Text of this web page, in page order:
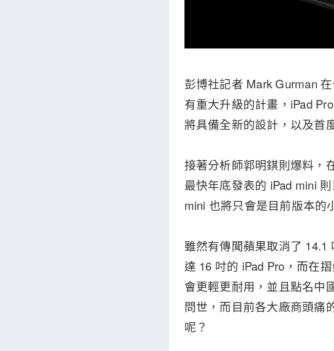
彭博社記者 Mark Gurman
有重大升級的計畫，iPad
將具備全新的設計，以及首
接著分析師郭明錤則爆料，
最快年底發表的 iPad mini
mini 也將只會是目前版本的
雖然有傳聞蘋果取消了 14.1
達 16 吋的 iPad Pro，而在
會更輕更耐用，並且點名中
問世，而目前各大廠商頭痛
呢？